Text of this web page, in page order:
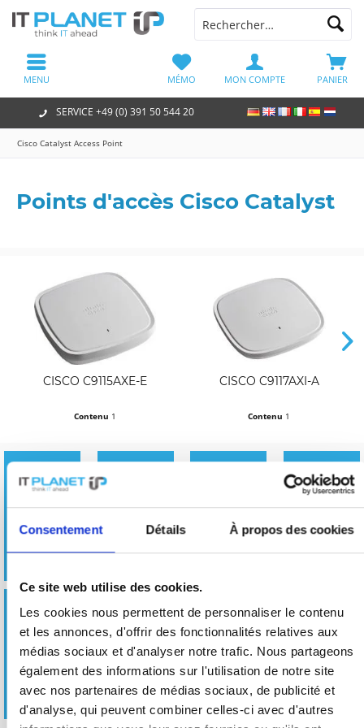
Consentement Détails À propos des cookies
Ce site web utilise des cookies.
Les cookies nous permettent de personnaliser le contenu
et les annonces, d'offrir des fonctionnalités relatives aux
médias sociaux et d'analyser notre trafic. Nous partageons
également des informations sur l'utilisation de notre site
avec nos partenaires de médias sociaux, de publicité et
d'analyse, qui peuvent combiner celles-ci avec d'autres
SERVICE +49 (0) 391 50 544 20
PANIER
MÉMO MON COMPTE
MENU
Cisco Catalyst Access Point
CISCO C9115AXE-E
Contenu 1
CISCO C9117AXI-A
Contenu 1
Points d'accès Cisco Catalyst
Points
d'accès
Catalyst
9105
Catalyst
9115
Catalyst
9117
Points
d'accès
Catalyst
9120
Points
d'accès
Cisco
Catalyst
9130